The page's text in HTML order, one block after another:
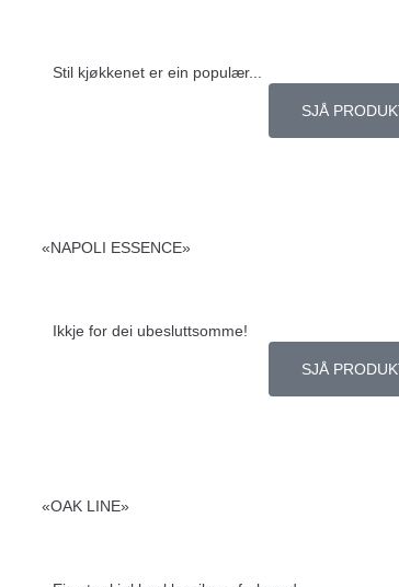
Stil kjøkkenet er ein populær...
SJÅ
«NAPOLI ESSENCE»
Ikkje for dei ubesluttsomme!
SJÅ
«OAK LINE»